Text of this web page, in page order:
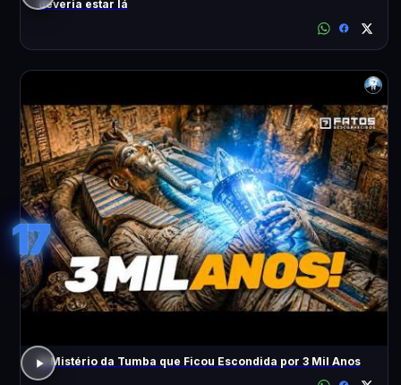
deveria estar lá
17
O Mistério da Tumba que Ficou Escondida por 3 Mil Anos